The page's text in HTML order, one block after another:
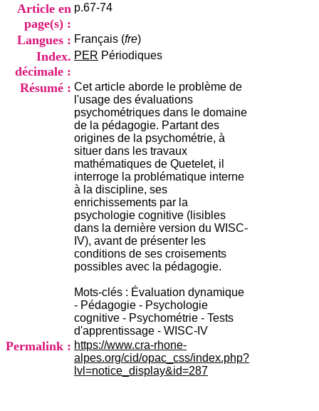
Article en
page(s) :
p.67-74
Langues : Français (fre)
Index.
décimale :
PER Périodiques
Résumé : Cet article aborde le problème de
l'usage des évaluations
psychométriques dans le domaine
de la pédagogie. Partant des
origines de la psychométrie, à
situer dans les travaux
mathématiques de Quetelet, il
interroge la problématique interne
à la discipline, ses
enrichissements par la
psychologie cognitive (lisibles
dans la dernière version du WISC-
IV), avant de présenter les
conditions de ses croisements
possibles avec la pédagogie.
Mots-clés : Évaluation dynamique
- Pédagogie - Psychologie
cognitive - Psychométrie - Tests
d'apprentissage - WISC-IV
Permalink : https://www.cra-rhone-
alpes.org/cid/opac_css/index.php?
lvl=notice_display&id=287
u
e
n
t
t
i
o
n
d
u
C
R
A
R
h
ô
n
e
-
l
p
e
s
C
e
n
t